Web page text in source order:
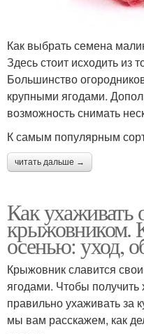
Как выбрать семена
Здесь стоит исходить из
Большинство
крупными ягодами.
возможность снимать
К самым популярным
читать дальше →
Как ухаживать
крыжовником.
осенью: уход,
Крыжовник славится
ягодами. Чтобы
правильно ухаживать за
мы вам расскажем, как